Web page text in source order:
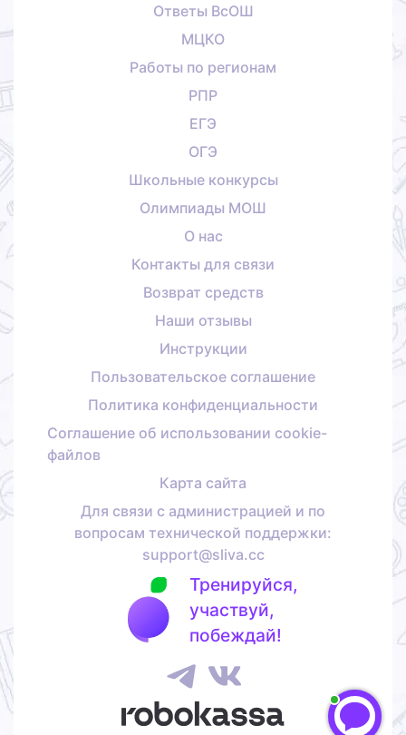
Ответы ВсОШ
МЦКО
Работы по регионам
РПР
ЕГЭ
ОГЭ
Школьные конкурсы
Олимпиады МОШ
О нас
Контакты для связи
Возврат средств
Наши отзывы
Инструкции
Пользовательское соглашение
Политика конфиденциальности
Соглашение об использовании cookie-
файлов
Карта сайта
Для связи с администрацией и по
вопросам технической поддержки:
support@sliva.cc
Тренируйся,
участвуй,
побеждай!